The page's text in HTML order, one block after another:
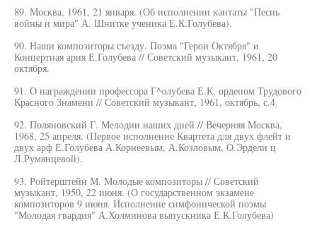
89. Москва, 1961, 21 января. (Об исполнении кантаты "Песнь
войны и мира" А. Шнитке ученика Е.К.Голубева).
90. Наши композиторы съезду. Поэма "Герои Октября" и
Концертная ария Е.Голубева // Советский музыкант, 1961, 20
октября.
91. О награждении профессора Г^олубева Е.К. орденом Трудового
Красного Знамени // Советский музыкант, 1961, октябрь, с.4.
92. Поляновский Г. Мелодии наших дней // Вечерняя Москва,
1968, 25 апреля. (Первое исполнение Квартета для двух флейт и
двух арф Е.Голубева А.Корнеевым, А.Козловым, О.Эрдели ц
Л.Румянцевой).
93. Ройтерштейн М. Молодые композиторы // Советский
музыкант, 1950, 22 июня. (О государственном экзамене
композиторов 9 июня. Исполнение симфонической поэмы
"Молодая гвардия" А.Холминова выпускника Е.К.Голубева)